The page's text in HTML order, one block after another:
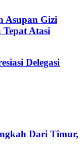
Asupan Gizi
Atasi
Delegasi
Dari Timur,